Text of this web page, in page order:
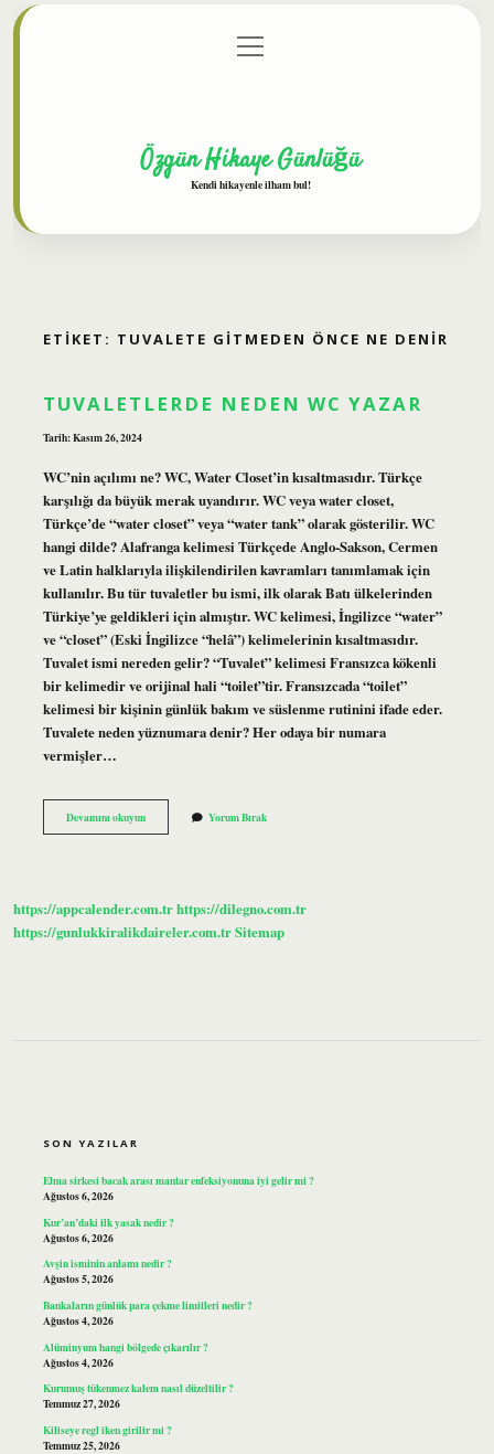
Gizlilik Politikası
menüyü
aç
Özgün Hikaye Günlüğü
Kendi hikayenle ilham bul!
ETIKET: TUVALETE GITMEDEN ÖNCE NE DENIR
TUVALETLERDE NEDEN WC YAZAR
Tarih: Kasım 26, 2024
WC’nin açılımı ne? WC, Water Closet’in kısaltmasıdır. Türkçe
karşılığı da büyük merak uyandırır. WC veya water closet,
Türkçe’de “water closet” veya “water tank” olarak gösterilir. WC
hangi dilde? Alafranga kelimesi Türkçede Anglo-Sakson, Cermen
ve Latin halklarıyla ilişkilendirilen kavramları tanımlamak için
kullanılır. Bu tür tuvaletler bu ismi, ilk olarak Batı ülkelerinden
Türkiye’ye geldikleri için almıştır. WC kelimesi, İngilizce “water”
ve “closet” (Eski İngilizce “helâ”) kelimelerinin kısaltmasıdır.
Tuvalet ismi nereden gelir? “Tuvalet” kelimesi Fransızca kökenli
bir kelimedir ve orijinal hali “toilet”tir. Fransızcada “toilet”
kelimesi bir kişinin günlük bakım ve süslenme rutinini ifade eder.
Tuvalete neden yüznumara denir? Her odaya bir numara
vermişler…
Devamını okuyunTuvaletlerde
Neden
Yorum Bırak
https://appcalender.com.trhttps://dilegno.com.tr
https://gunlukkiralikdaireler.com.trSitemap
SON YAZILAR
Elma sirkesi bacak arası mantar enfeksiyonuna iyi gelir mi ?
Ağustos 6, 2026
Kur’an’daki ilk yasak nedir ?
Ağustos 6, 2026
Avşin isminin anlamı nedir ?
Ağustos 5, 2026
Bankaların günlük para çekme limitleri nedir ?
Ağustos 4, 2026
Alüminyum hangi bölgede çıkarılır ?
Ağustos 4, 2026
Kurumuş tükenmez kalem nasıl düzeltilir ?
Temmuz 27, 2026
Kiliseye regl iken girilir mi ?
Temmuz 25, 2026